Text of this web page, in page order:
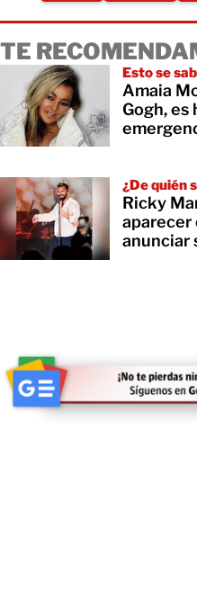
TE
Esto se
Amaia
Gogh, es
¿De quién
Ricky
aparecer
anunciar